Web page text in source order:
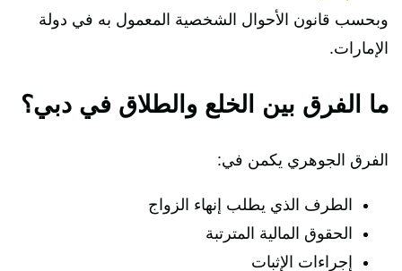
وبحسب قانون الأحوال الشخصية المعمول به في دولة
الإمارات.
ما الفرق بين الخلع والطلاق في دبي؟
الفرق الجوهري يكمن في:
الطرف الذي يطلب إنهاء الزواج
الحقوق المالية المترتبة
إجراءات الإثبات